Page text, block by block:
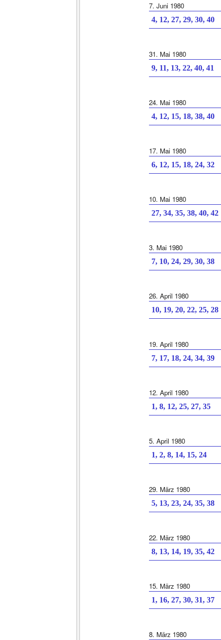
7. Juni 1980
4, 12, 27, 29, 30, 40
31. Mai 1980
9, 11, 13, 22, 40, 41
24. Mai 1980
4, 12, 15, 18, 38, 40
17. Mai 1980
6, 12, 15, 18, 24, 32
10. Mai 1980
27, 34, 35, 38, 40, 42
3. Mai 1980
7, 10, 24, 29, 30, 38
26. April 1980
10, 19, 20, 22, 25, 28
19. April 1980
7, 17, 18, 24, 34, 39
12. April 1980
1, 8, 12, 25, 27, 35
5. April 1980
1, 2, 8, 14, 15, 24
29. März 1980
5, 13, 23, 24, 35, 38
22. März 1980
8, 13, 14, 19, 35, 42
15. März 1980
1, 16, 27, 30, 31, 37
8. März 1980